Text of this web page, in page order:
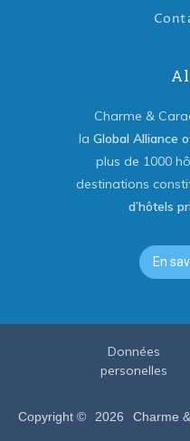
Charme &
la Global Alliance
plus de 1000
destinations
d’hôtels
En
Copyright © 2026 Charme
Données
personelles